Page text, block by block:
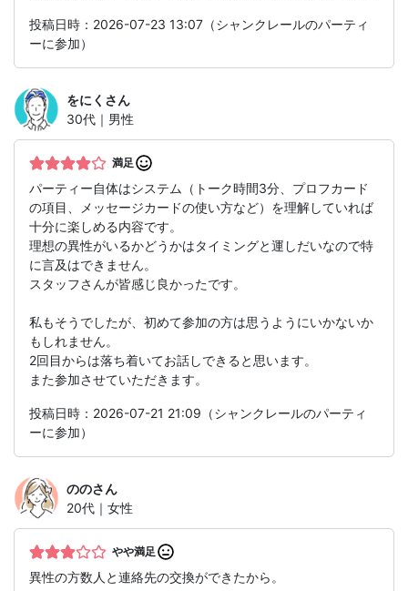
投稿日時：2026-07-23 13:07（シャンクレールのパーティ
ーに参加）
をにく さん
30代｜男性
満足
パーティー自体はシステム（トーク時間3分、プロフカード
の項目、メッセージカードの使い方など）を理解していれば
十分に楽しめる内容です。
理想の異性がいるかどうかはタイミングと運しだいなので特
に言及はできません。
スタッフさんが皆感じ良かったです。
私もそうでしたが、初めて参加の方は思うようにいかないか
もしれません。
2回目からは落ち着いてお話しできると思います。
また参加させていただきます。
投稿日時：2026-07-21 21:09（シャンクレールのパーティ
ーに参加）
ののさん
20代｜女性
やや満足
異性の方数人と連絡先の交換ができたから。